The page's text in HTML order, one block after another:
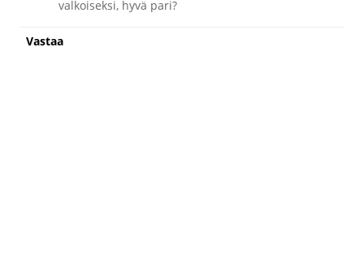
valkoiseksi, hyvä pari?
Vastaa